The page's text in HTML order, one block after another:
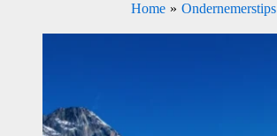
Home Ondernemerstips